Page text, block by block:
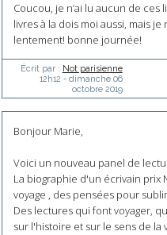
Coucou, je n’ai lu aucun de
livres à la dois moi aussi, mais
lentement! bonne journée!
Écrit par : Not parisienne
12h12 - dimanche 06
octobre 2019
Bonjour Marie,
Voici un nouveau panel de
La biographie d'un écrivain prix
voyage , des pensées pour
Des lectures qui font voyager,
sur l'histoire et sur le sens de la